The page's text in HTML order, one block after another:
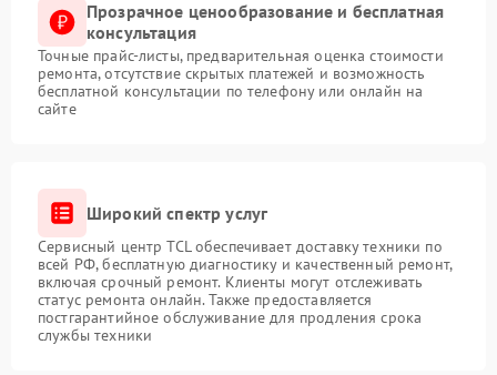
Прозрачное ценообразование и бесплатная
консультация
Точные прайс-листы, предварительная оценка стоимости
ремонта, отсутствие скрытых платежей и возможность
бесплатной консультации по телефону или онлайн на
сайте
Широкий спектр услуг
Сервисный центр TCL обеспечивает доставку техники по
всей РФ, бесплатную диагностику и качественный ремонт,
включая срочный ремонт. Клиенты могут отслеживать
статус ремонта онлайн. Также предоставляется
постгарантийное обслуживание для продления срока
службы техники